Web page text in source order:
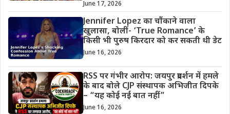
June 17, 2026
Jennifer Lopez का चौंकाने वाला
खुलासा, बोलीं- ‘True Romance’ के
किसी भी पुरुष किरदार को कर सकती थी डेट
June 16, 2026
RSS पर गंभीर आरोप: जयपुर प्रदर्शन में हमले
के बाद बोले CJP संस्थापक अभिजीत दिपके
– “यह कोई नई बात नहीं”
June 16, 2026